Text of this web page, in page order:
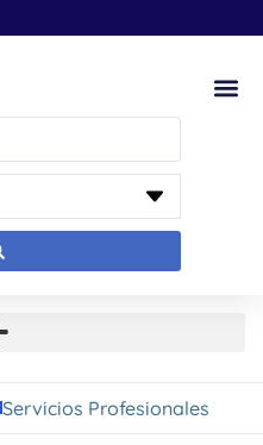
Servicios Profesionales